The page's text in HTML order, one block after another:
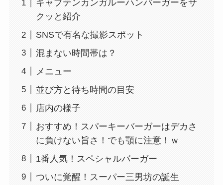
キャプテンカンガルーハンバーガーをサ
クッと紹介
SNSで有名な撮影スポット
混まない時間帯は？
メニュー
並び方と待ち時間の目安
店内の様子
おすすめ！スパーキーバーガーはデカさ
に負けない旨さ！でも顎に注意！ｗ
1番人気！スペシャルバーガー
ついに覚醒！スーパー三男坊の誕生